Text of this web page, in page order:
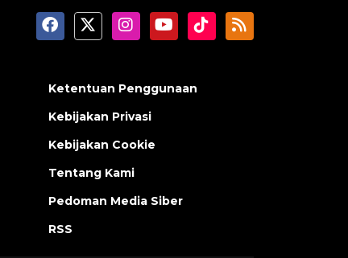
Ketentuan Penggunaan
Kebijakan Privasi
Kebijakan Cookie
Tentang Kami
Pedoman Media Siber
RSS